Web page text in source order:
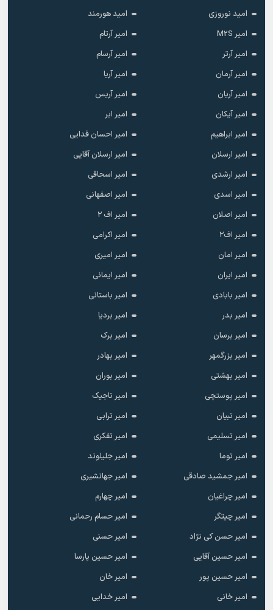
امید نوروزی
امید هورمند
امیر M2S
امیر آرتام
امیر آرتر
امیر آرسام
امیر آرمان
امیر آریا
امیر آریان
امیر آریس
امیر آیکان
امیر ابر
امیر ابراهیم
امیر احسان فدایی
امیر ارسلان
امیر ارسلان آقایی
امیر ارشدی
امیر اسحاقی
امیر اسدی
امیر اصفهانی
امیر اصلان
امیر اف ۲
امیر اف۲
امیر اکرامی
امیر امان
امیر امیری
امیر ایران
امیر ایمانی
امیر بابادی
امیر باستانی
امیر بدر
امیر بردیا
امیر برسان
امیر برک
امیر بزرگمهر
امیر بهادر
امیر بهشتی
امیر بوران
امیر پوستچی
امیر تاجیک
امیر تبیان
امیر ترابی
امیر تسلیمی
امیر تفکری
امیر توما
امیر جلیلوند
امیر جمشید صادقی
امیر جهانشیری
امیر چراغیان
امیر چهارم
امیر چیتگر
امیر حسام رحمانی
امیر حسن کی نژاد
امیر حسنی
امیر حسین آقایی
امیر حسین پارسا
امیر حسین پور
امیر خان
امیر خانی
امیر خدایی